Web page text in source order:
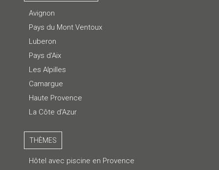
Avignon
Pays du Mont Ventoux
Luberon
Pays d'Aix
Les Alpilles
Camargue
Haute Provence
La Côte d'Azur
THÈMES
Hôtel avec piscine en Provence